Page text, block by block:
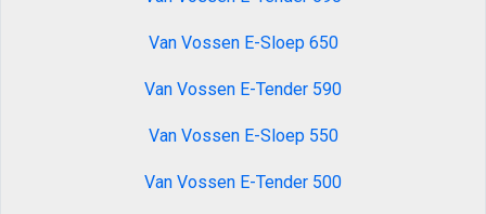
Van Vossen E-Sloep 650
Van Vossen E-Tender 590
Van Vossen E-Sloep 550
Van Vossen E-Tender 500